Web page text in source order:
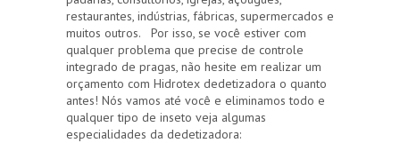
restaurantes, indústrias, fábricas, supermercados e
muitos outros. Por isso, se você estiver com
qualquer problema que precise de controle
integrado de pragas, não hesite em realizar um
orçamento com Hidrotex dedetizadora o quanto
antes! Nós vamos até você e eliminamos todo e
qualquer tipo de inseto veja algumas
especialidades da dedetizadora: